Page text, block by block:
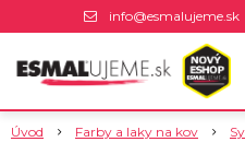
info@esmalujeme.sk
Úvod Farby a laky na kov